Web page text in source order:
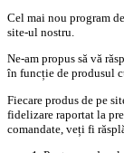
Cel mai nou program
site-ul nostru.
Ne-am propus să vă
în funcție de produsul
Fiecare produs de pe
fidelizare raportat la
comandate, veți fi